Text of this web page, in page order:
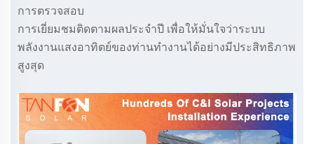
การตรวจสอบ
การเยี่ยมชมติดตามผลประจำปี เพื่อให้มั่นใจว่าระบบ
พลังงานแสงอาทิตย์ของท่านทำงานได้อย่างมีประสิทธิภาพ
สูงสุด